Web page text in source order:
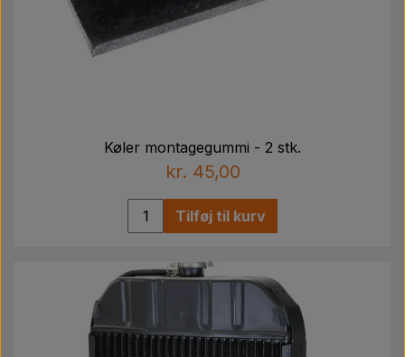
Køler montagegummi - 2 stk.
kr. 45,00
Tilføj til kurv